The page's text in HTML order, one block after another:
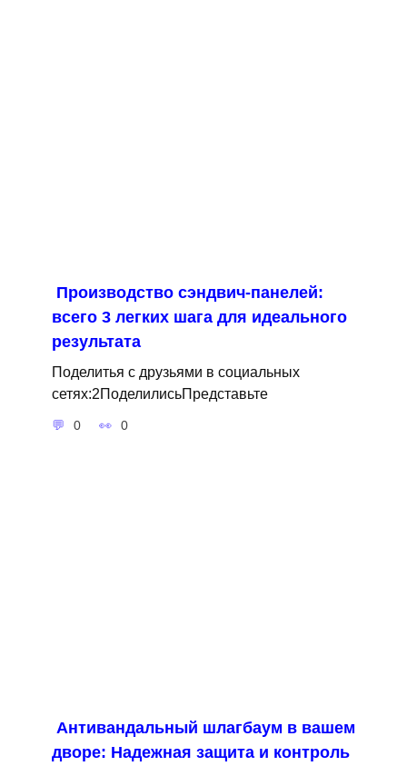
Производство сэндвич-панелей:
всего 3 легких шага для идеального
результата
Поделитья с друзьями в социальных
сетях:2ПоделилисьПредставьте
0 0
Антивандальный шлагбаум в вашем
дворе: Надежная защита и контроль